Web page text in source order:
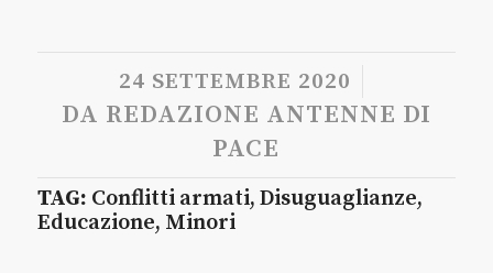
24 SETTEMBRE 2020
/
DA REDAZIONE ANTENNE DI
PACE
TAG: Conflitti armati, Disuguaglianze,
Educazione, Minori